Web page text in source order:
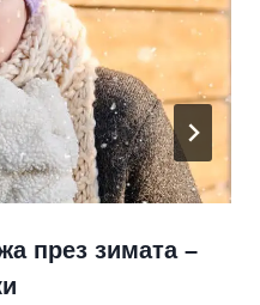
през зимата –